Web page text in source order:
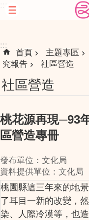
跳到主要內容區塊
:::
首頁 主題專區
究報告
社區營造
社區營造
桃花源再現─93
區營造專冊
發布單位：文化局
資料提供單位：文化局
桃園縣這三年來的地
了耳目一新的改變，
染、人際冷漠等，也